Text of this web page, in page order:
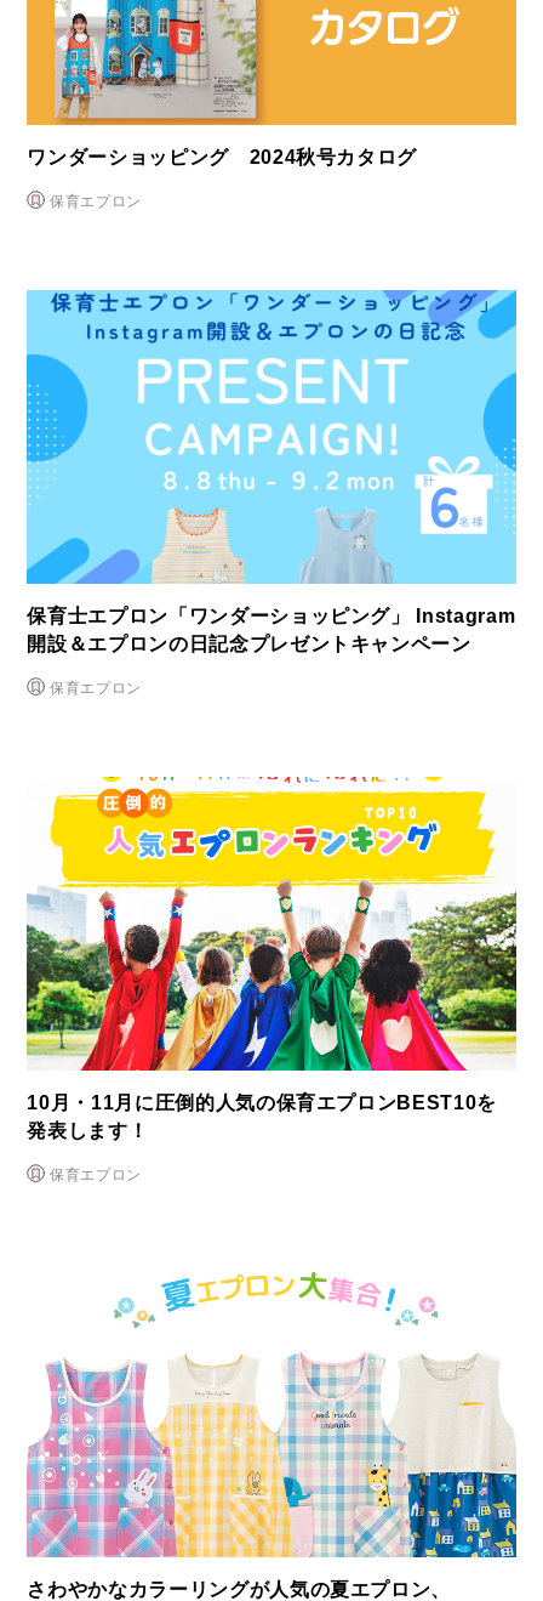
ワンダーショッピング 2024秋号カタログ
保育エプロン
保育士エプロン「ワンダーショッピング」 Instagram
開設＆エプロンの日記念プレゼントキャンペーン
保育エプロン
10月・11月に圧倒的人気の保育エプロンBEST10を
発表します！
保育エプロン
さわやかなカラーリングが人気の夏エプロン、